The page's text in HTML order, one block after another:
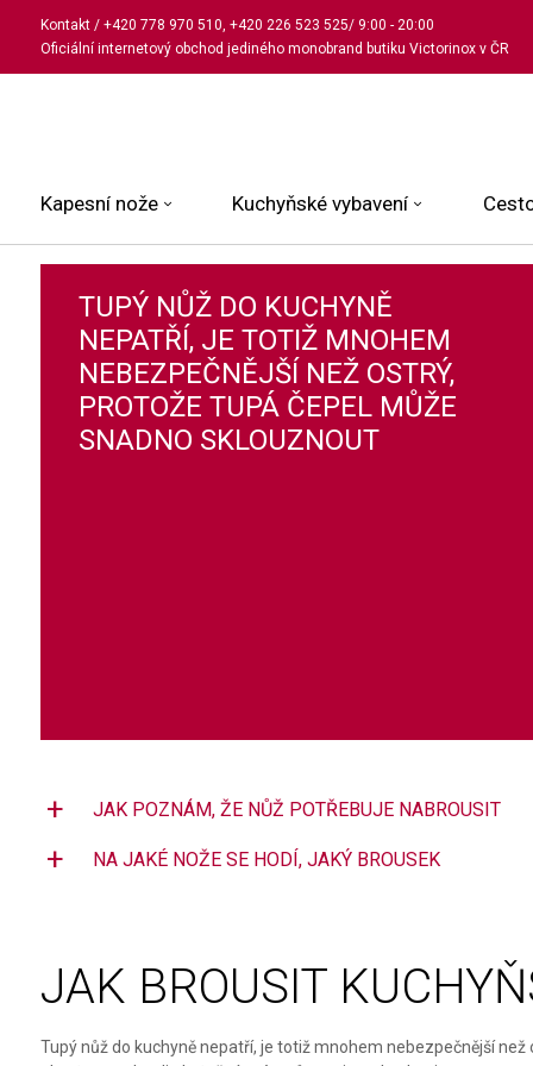
Kontakt / +420 778 970 510, +420 226 523 525/ 9:00 - 20:00
Oficiální internetový obchod jediného monobrand butiku Victorinox v ČR
Kapesní nože
Malé kapesní nože
Střední kapesní nože
Velké kapesní nože
Pouzdra a příslušenství
Kuchyňské vybavení
Kuchařské nože
Univerzální nože
Steakové nože
Nože na pečivo
Kabinové kufry
Kufry k odbavení
Batohy
Aktovky a kabelky
Dámské
Pánské
Všechny hodinky
TUPÝ NŮŽ DO KUCHYNĚ
NEPATŘÍ, JE TOTIŽ MNOHEM
NEBEZPEČNĚJŠÍ NEŽ OSTRÝ,
PROTOŽE TUPÁ ČEPEL MŮŽE
SNADNO SKLOUZNOUT
JAK POZNÁM, ŽE NŮŽ POTŘEBUJE NABROUSIT
NA JAKÉ NOŽE SE HODÍ, JAKÝ BROUSEK
JAK BROUSIT
Tupý nůž do kuchyně nepatří, je totiž mnohem nebezpečnější